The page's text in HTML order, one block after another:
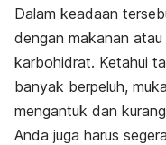
Dalam keadaan
dengan makanan
karbohidrat. Ketahui
banyak berpeluh,
mengantuk dan
Anda juga harus